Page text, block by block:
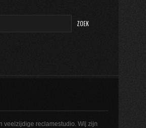
veelzijdige reclamestudio. Wij zijn